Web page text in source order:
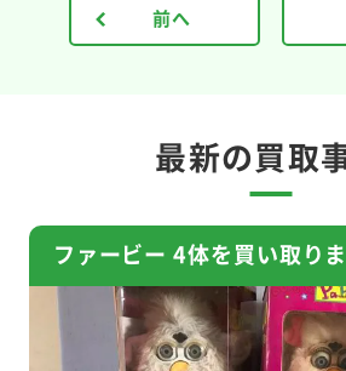
前へ
最新の買取
ファービー 4体を買い取り